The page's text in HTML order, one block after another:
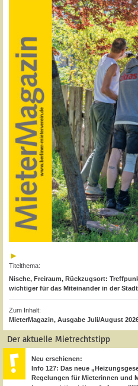
Titelthema:
Nische, Freiraum, Rückzugsort:
wichtiger für das Miteinander in der Stadt
Zum Inhalt:
MieterMagazin, Ausgabe Juli/August
Der aktuelle Mietrechtstipp
Neu erschienen:
Info 127: Das neue
Regelungen für Mieterinnen und